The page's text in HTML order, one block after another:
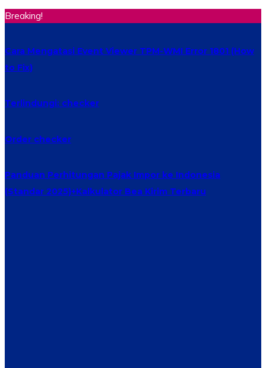
Breaking!
Cara Mengatasi Event Viewer TPM-WMI Error 1801 (How
to Fix)
Terlindungi: checker
Order checker
Panduan Perhitungan Pajak Impor ke Indonesia
(Standar 2025)+Kalkulator Bea Kirim Terbaru